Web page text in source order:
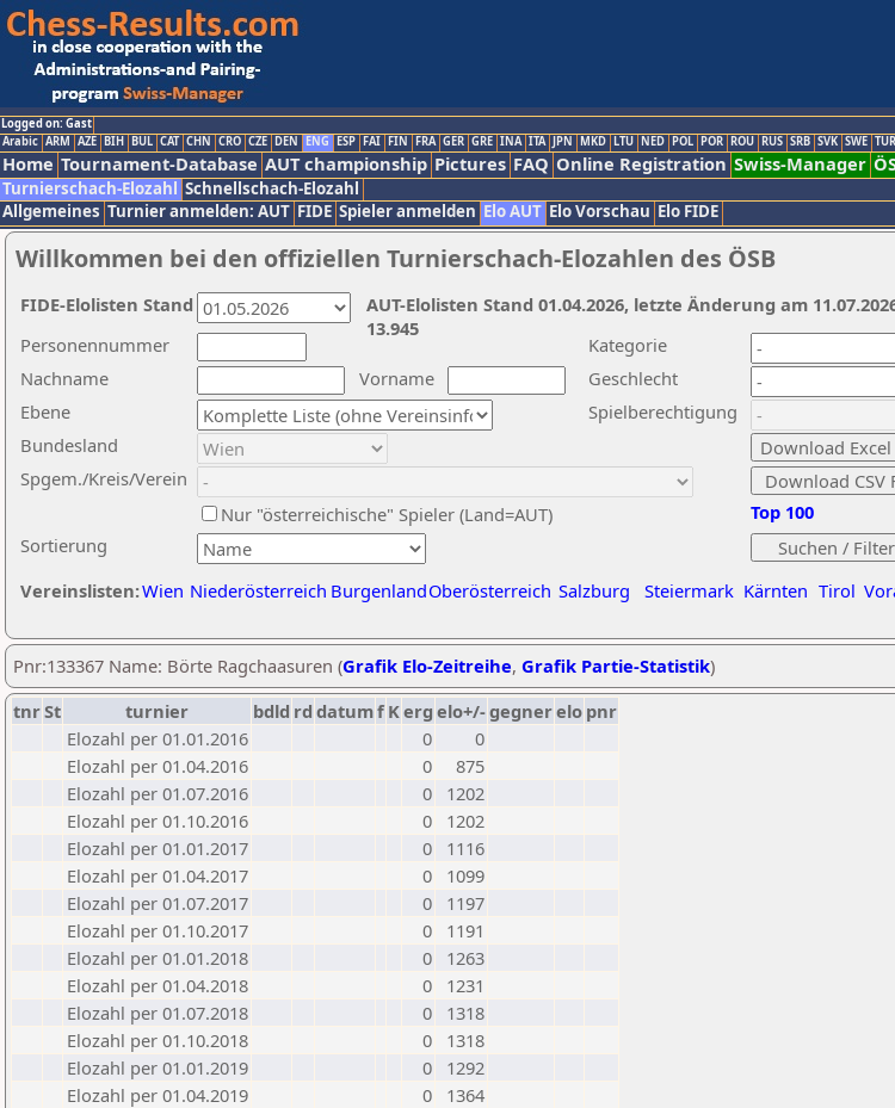
Logged on: Gast
Arabic ARM AZE BIH BUL CAT CHN CRO CZE DEN ENG ESP FAI FIN FRA GER GRE INA ITA JPN MKD LTU NED POL POR ROU RUS SRB SVK SWE TUR
Home Tournament-Database AUT championship Pictures FAQ Online Registration Swiss-Manager
Turnierschach-Elozahl Schnellschach-Elozahl
Allgemeines Turnier anmelden: AUT FIDE Spieler anmelden Elo AUT Elo Vorschau Elo FIDE
Willkommen bei den offiziellen Turnierschach-Elozahlen des ÖSB
Nachname
Vorname
Ebene
Kategorie
Sortierung
Personennummer
Bundesland
Spgem./Kreis/Verein
Geschlecht
Nur "österreichische" Spieler (Land=AUT)
Spielberechtigung
Vereinslisten:Wien Niederösterreich BurgenlandOberösterreich Salzburg Steiermark Kärnten Tirol
Top 100
AUT-Elolisten Stand 01.04.2026, letzte Änderung am
13.945
FIDE-Elolisten Stand
Pnr:133367 Name: Börte Ragchaasuren (Grafik Elo-Zeitreihe, Grafik Partie-Statistik)
tnrSt turnier bdld rd datumf Kerg elo+/-gegnerelo pnr
Elozahl per 01.01.2016
0
0
Elozahl per 01.04.2016
0
875
Elozahl per 01.07.2016
0
1202
Elozahl per 01.10.2016
0
1202
Elozahl per 01.01.2017
0
1116
Elozahl per 01.04.2017
0
1099
Elozahl per 01.07.2017
0
1197
Elozahl per 01.10.2017
0
1191
Elozahl per 01.01.2018
0
1263
Elozahl per 01.04.2018
0
1231
Elozahl per 01.07.2018
0
1318
Elozahl per 01.10.2018
0
1318
Elozahl per 01.01.2019
0
1292
Elozahl per 01.04.2019
0
1364